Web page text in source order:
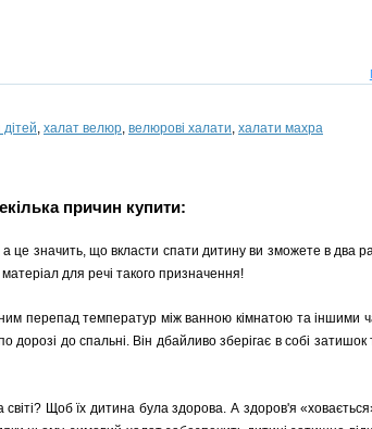
, халат велюр, велюрові халати, халати махра
причин купити:
а це значить, що вкласти спати дитину ви зможете в два
для речі такого призначення!
перепад температур між ванною кімнатою та іншими
до спальні. Він дбайливо зберігає в собі
Щоб їх дитина була здорова. А здоров'я